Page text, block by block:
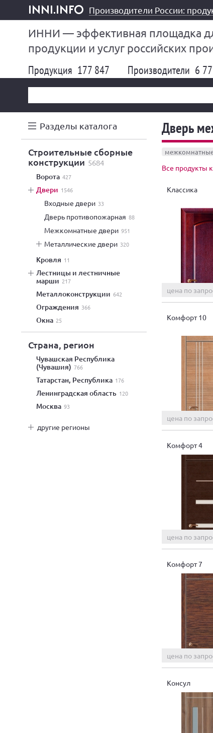
inni.info
Производители России:
ИННИ — эффективная площадка
продукции и услуг российских
Продукция 177 847 Производители 6
Разделы каталога
строительные сборные
конструкции 5684
ворота 427
двери 1546
входные двери 33
дверь противопожарная 88
межкомнатные двери 951
металлические двери 320
кровля 11
лестницы и лестничные
марши 217
металлоконструкции 642
ограждения 366
окна 25
Страна, регион
Чувашская Республика
(Чувашия) 766
Татарстан, Республика 176
Ленинградская область 120
Москва 93
другие регионы
Дверь
Все продукты
Классика
цена по
Комфорт 10
цена по
Комфорт 4
цена по
Комфорт 7
цена по
Консул